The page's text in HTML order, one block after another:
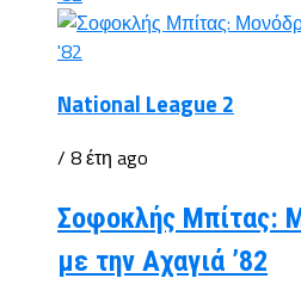
National League 2
/ 8 έτη ago
Σοφοκλής Μπίτας:
με την Αχαγιά ’82